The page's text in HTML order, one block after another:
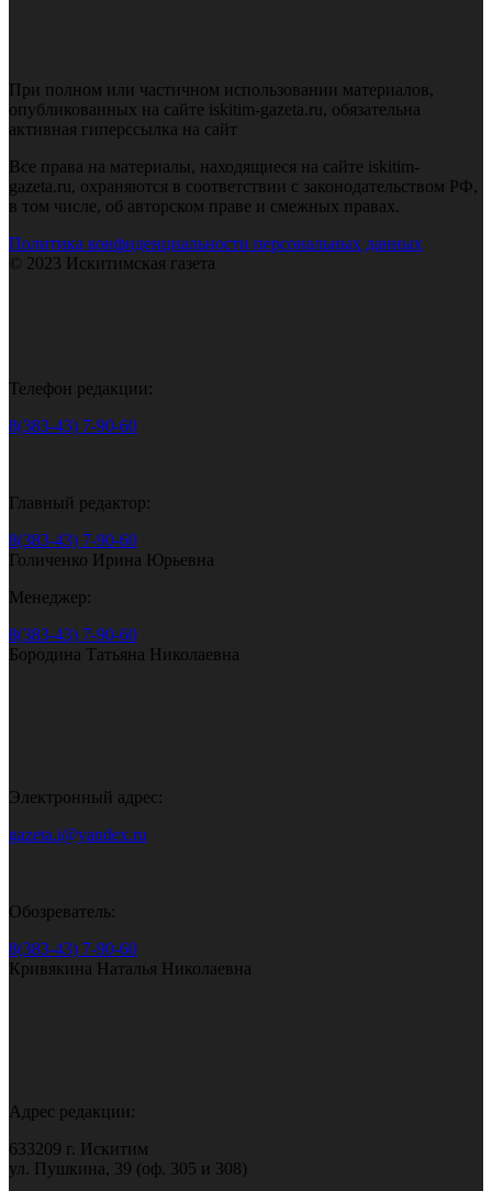
При полном или частичном использовании материалов,
опубликованных на сайте iskitim-gazeta.ru, обязательна
активная гиперссылка на сайт
Все права на материалы, находящиеся на сайте iskitim-
gazeta.ru, охраняются в соответствии с законодательством РФ,
в том числе, об авторском праве и смежных правах.
Политика конфиденциальности персональных данных
© 2023 Искитимская газета
Телефон редакции:
8(383-43) 7-90-60
Главный редактор:
8(383-43) 7-90-60
Голиченко Ирина Юрьевна
Менеджер:
8(383-43) 7-90-60
Бородина Татьяна Николаевна
Электронный адрес:
gazeta.i@yandex.ru
Обозреватель:
8(383-43) 7-90-60
Кривякина Наталья Николаевна
Адрес редакции:
633209 г. Искитим
ул. Пушкина, 39 (оф. 305 и 308)